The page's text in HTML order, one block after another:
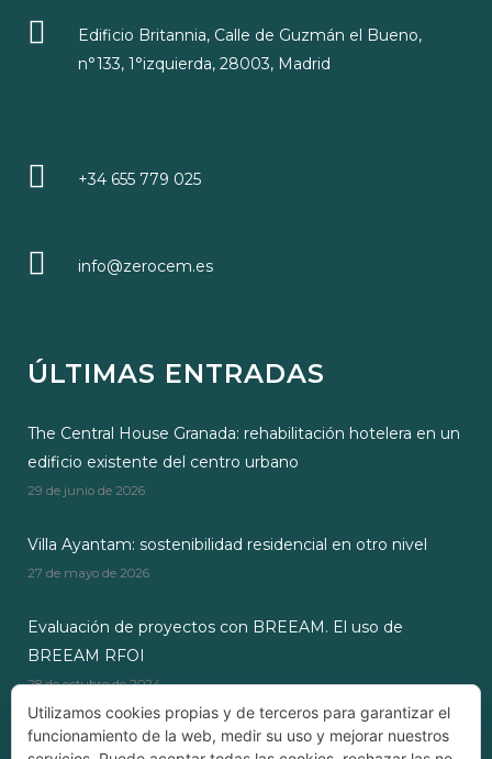
Edificio Britannia, Calle de Guzmán el Bueno,
n°133, 1°izquierda, 28003, Madrid
+34 655 779 025
info@zerocem.es
ÚLTIMAS ENTRADAS
The Central House Granada: rehabilitación hotelera en un
edificio existente del centro urbano
29 de junio de 2026
Villa Ayantam: sostenibilidad residencial en otro nivel
27 de mayo de 2026
Evaluación de proyectos con BREEAM. El uso de
BREEAM RFOI
28 de octubre de 2024
Utilizamos cookies propias y de terceros para garantizar el
funcionamiento de la web, medir su uso y mejorar nuestros